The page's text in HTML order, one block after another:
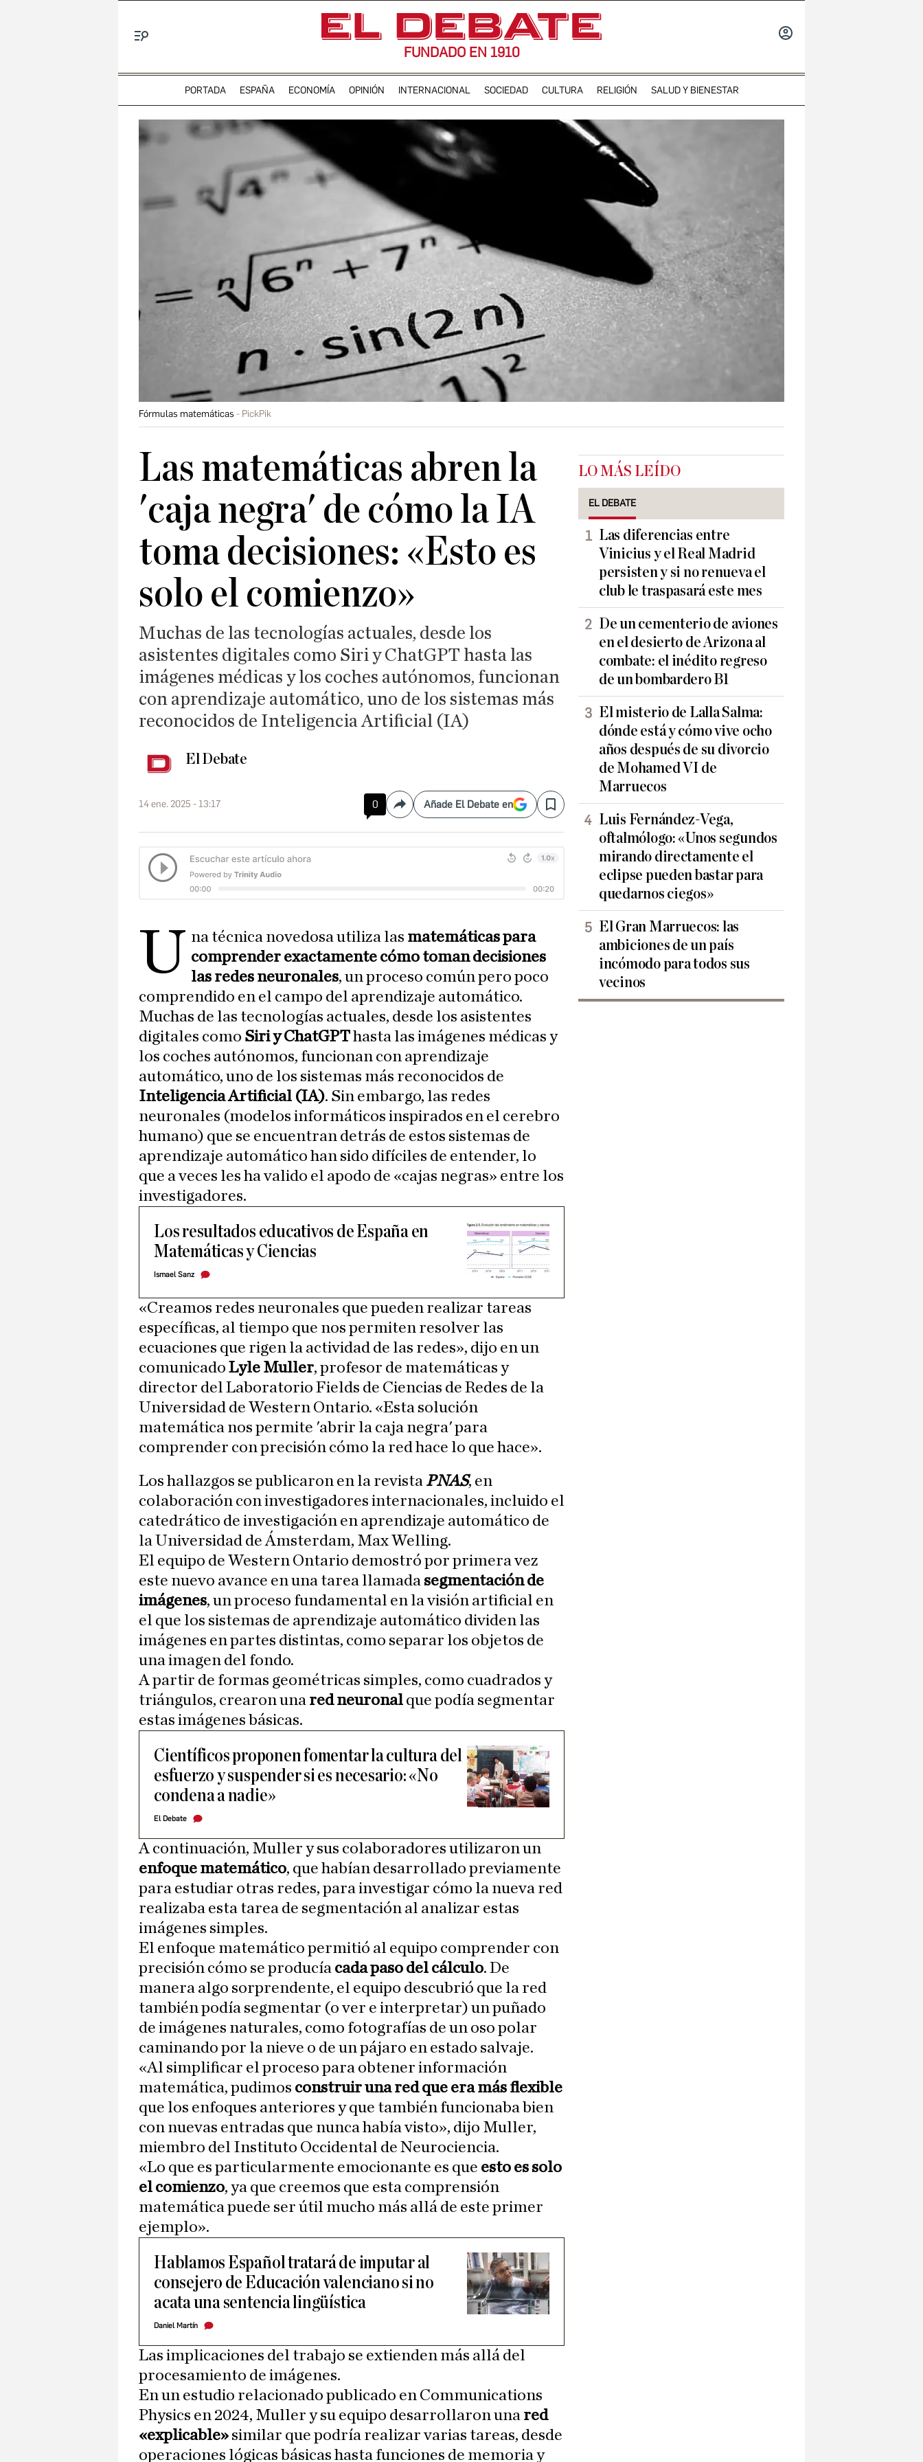
FUNDADO EN 1910
PORTADA ESPAÑA ECONOMÍA OPINIÓN INTERNACIONAL SOCIEDAD CULTURA RELIGIÓN SALUD Y BIENESTAR
Fórmulas matemáticas PickPik
Las matemáticas abren la
'caja negra' de cómo la IA
toma decisiones: «Esto es
solo el comienzo»
Muchas de las tecnologías actuales, desde los
asistentes digitales como Siri y ChatGPT hasta las
imágenes médicas y los coches autónomos, funcionan
con aprendizaje automático, uno de los sistemas más
reconocidos de Inteligencia Artificial (IA)
El Debate
14 ene. 2025 - 13:17 0 CompartirAñade El Debate en Save
U na técnica novedosa utiliza las matemáticas para
comprender exactamente cómo toman decisiones
las redes neuronales, un proceso común pero poco
comprendido en el campo del aprendizaje automático.
Muchas de las tecnologías actuales, desde los asistentes
digitales como Siri y ChatGPThasta las imágenes médicas y
los coches autónomos, funcionan con aprendizaje
automático, uno de los sistemas más reconocidos de
Inteligencia Artificial (IA). Sin embargo, las redes
neuronales (modelos informáticos inspirados en el cerebro
humano) que se encuentran detrás de estos sistemas de
aprendizaje automático han sido difíciles de entender, lo
que a veces les ha valido el apodo de «cajas negras» entre los
investigadores.
Los resultados educativos de España en
Matemáticas y Ciencias
Ismael Sanz
«Creamos redes neuronales que pueden realizar tareas
específicas, al tiempo que nos permiten resolver las
ecuaciones que rigen la actividad de las redes», dijo en un
comunicado Lyle Muller, profesor de matemáticas y
director del Laboratorio Fields de Ciencias de Redes de la
Universidad de Western Ontario. «Esta solución
matemática nos permite 'abrir la caja negra' para
comprender con precisión cómo la red hace lo que hace».
Los hallazgos se publicaron en la revista PNAS, en
colaboración con investigadores internacionales, incluido el
catedrático de investigación en aprendizaje automático de
la Universidad de Ámsterdam, Max Welling.
El equipo de Western Ontario demostró por primera vez
este nuevo avance en una tarea llamada segmentación de
imágenes, un proceso fundamental en la visión artificial en
el que los sistemas de aprendizaje automático dividen las
imágenes en partes distintas, como separar los objetos de
una imagen del fondo.
A partir de formas geométricas simples, como cuadrados y
triángulos, crearon una red neuronal que podía segmentar
estas imágenes básicas.
Científicos proponen fomentar la cultura del
esfuerzo y suspender si es necesario: «No
condena a nadie»
El Debate
A continuación, Muller y sus colaboradores utilizaron un
enfoque matemático, que habían desarrollado previamente
para estudiar otras redes, para investigar cómo la nueva red
realizaba esta tarea de segmentación al analizar estas
imágenes simples.
El enfoque matemático permitió al equipo comprender con
precisión cómo se producía cada paso del cálculo. De
manera algo sorprendente, el equipo descubrió que la red
también podía segmentar (o ver e interpretar) un puñado
de imágenes naturales, como fotografías de un oso polar
caminando por la nieve o de un pájaro en estado salvaje.
«Al simplificar el proceso para obtener información
matemática, pudimos construir una red que era más flexible
que los enfoques anteriores y que también funcionaba bien
con nuevas entradas que nunca había visto», dijo Muller,
miembro del Instituto Occidental de Neurociencia.
«Lo que es particularmente emocionante es que esto es solo
el comienzo, ya que creemos que esta comprensión
matemática puede ser útil mucho más allá de este primer
ejemplo».
Hablamos Español tratará de imputar al
consejero de Educación valenciano si no
acata una sentencia lingüística
Daniel Martín
Las implicaciones del trabajo se extienden más allá del
procesamiento de imágenes.
En un estudio relacionado publicado en Communications
Physics en 2024, Muller y su equipo desarrollaron una red
«explicable» similar que podría realizar varias tareas, desde
operaciones lógicas básicas hasta funciones de memoria y
LO MÁS LEÍDO
EL DEBATE
Las diferencias entre
Vinicius y el Real Madrid
persisten y si no renueva el
club le traspasará este mes
De un cementerio de aviones
en el desierto de Arizona al
combate: el inédito regreso
de un bombardero B1
El misterio de Lalla Salma:
dónde está y cómo vive ocho
años después de su divorcio
de Mohamed VI de
Marruecos
Luis Fernández-Vega,
oftalmólogo: «Unos segundos
mirando directamente el
eclipse pueden bastar para
quedarnos ciegos»
El Gran Marruecos: las
ambiciones de un país
incómodo para todos sus
vecinos